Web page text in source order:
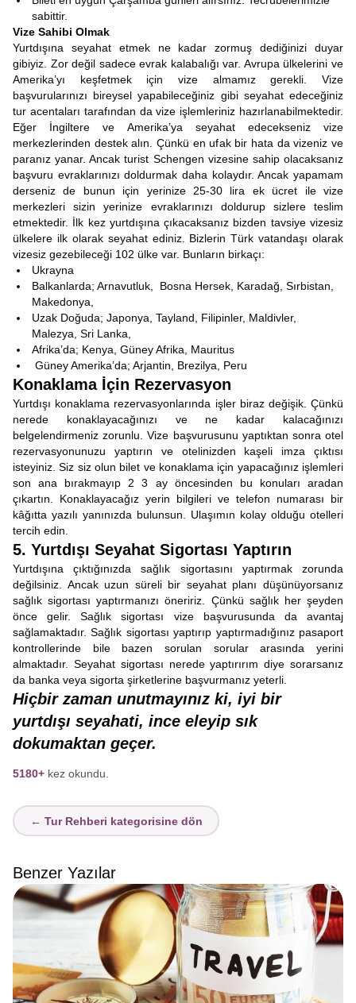
sabittir.
Vize Sahibi Olmak
Yurtdışına seyahat etmek ne kadar zormuş dediğinizi duyar
gibiyiz. Zor değil sadece evrak kalabalığı var. Avrupa ülkelerini ve
Amerika’yı keşfetmek için vize almamız gerekli. Vize
başvurularınızı bireysel yapabileceğiniz gibi seyahat edeceğiniz
tur acentaları tarafından da vize işlemleriniz hazırlanabilmektedir.
Eğer İngiltere ve Amerika’ya seyahat edecekseniz vize
merkezlerinden destek alın. Çünkü en ufak bir hata da vizeniz ve
paranız yanar. Ancak turist Schengen vizesine sahip olacaksanız
başvuru evraklarınızı doldurmak daha kolaydır. Ancak yapamam
derseniz de bunun için yerinize 25-30 lira ek ücret ile vize
merkezleri sizin yerinize evraklarınızı doldurup sizlere teslim
etmektedir. İlk kez yurtdışına çıkacaksanız bizden tavsiye vizesiz
ülkelere ilk olarak seyahat ediniz. Bizlerin Türk vatandaşı olarak
vizesiz gezebileceği 102 ülke var. Bunların birkaçı:
Ukrayna
Balkanlarda; Arnavutluk, Bosna Hersek, Karadağ, Sırbistan,
Makedonya,
Uzak Doğuda; Japonya, Tayland, Filipinler, Maldivler,
Malezya, Sri Lanka,
Afrika’da; Kenya, Güney Afrika, Mauritus
Güney Amerika’da; Arjantin, Brezilya, Peru
Konaklama İçin Rezervasyon
Yurtdışı konaklama rezervasyonlarında işler biraz değişik. Çünkü
nerede konaklayacağınızı ve ne kadar kalacağınızı
belgelendirmeniz zorunlu. Vize başvurusunu yaptıktan sonra otel
rezervasyonunuzu yaptırın ve otelinizden kaşeli imza çıktısı
isteyiniz. Siz siz olun bilet ve konaklama için yapacağınız işlemleri
son ana bırakmayıp 2 3 ay öncesinden bu konuları aradan
çıkartın. Konaklayacağız yerin bilgileri ve telefon numarası bir
kâğıtta yazılı yanınızda bulunsun. Ulaşımın kolay olduğu otelleri
tercih edin.
5. Yurtdışı Seyahat Sigortası Yaptırın
Yurtdışına çıktığınızda sağlık sigortasını yaptırmak zorunda
değilsiniz. Ancak uzun süreli bir seyahat planı düşünüyorsanız
sağlık sigortası yaptırmanızı öneririz. Çünkü sağlık her şeyden
önce gelir. Sağlık sigortası vize başvurusunda da avantaj
sağlamaktadır. Sağlık sigortası yaptırıp yaptırmadığınız pasaport
kontrollerinde bile bazen sorulan sorular arasında yerini
almaktadır. Seyahat sigortası nerede yaptırırım diye sorarsanız
da banka veya sigorta şirketlerine başvurmanız yeterli.
Hiçbir zaman unutmayınız ki, iyi bir
yurtdışı seyahati, ince eleyip sık
dokumaktan geçer.
5180+ kez okundu.
← Tur Rehberi kategorisine dön
Benzer Yazılar